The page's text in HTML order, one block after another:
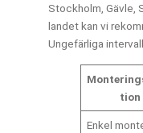
Stockholm, Gävle,
landet kan vi
Ungefärliga
tion
Enkel